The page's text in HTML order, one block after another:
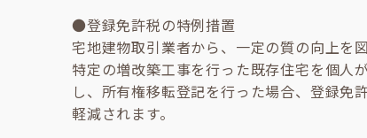
●登録免許税の特例措置
宅地建物取引業者から、一定の質の向上を
特定の増改築工事を行った既存住宅を個人
し、所有権移転登記を行った場合、登録免
軽減されます。